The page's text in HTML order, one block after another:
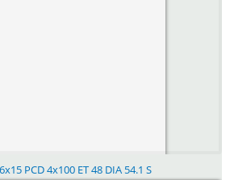
PCD 4x100 ET 48 DIA 54.1 S